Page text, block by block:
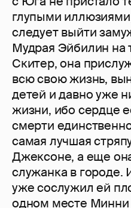
глупыми
следует выйти
Мудрая Эйбилин на
Скитер, она
всю свою жизнь,
детей и давно уже
жизни, ибо сердце
смерти
самая лучшая
Джексоне, а еще
служанка в городе.
уже сослужил ей
одном месте Минни